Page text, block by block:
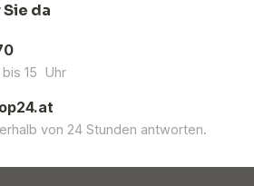
da
bis 15 Uhr
von 24 Stunden antworten.